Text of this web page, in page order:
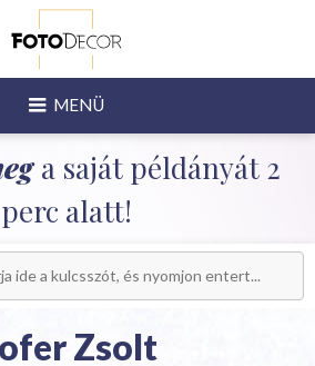
MENÜ
a saját példányát 2
perc alatt!
Zsolt